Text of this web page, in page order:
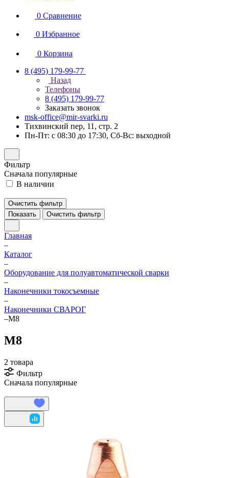
0 Сравнение
0 Избранное
0 Корзина
8 (495) 179-99-77
Назад
Телефоны
8 (495) 179-99-77
Заказать звонок
msk-office@mir-svarki.ru
Тихвинский пер, 11, стр. 2
Пн-Пт: с 08:30 до 17:30, Сб-Вс: выходной
Фильтр
Сначала популярные
В наличии
Очистить фильтр
Показать
Очистить фильтр
Главная
–
Каталог
–
Оборудование для полуавтоматической сварки
–
Наконечники токосъемные
–
Наконечники СВАРОГ
–М8
М8
2 товара
Фильтр
Сначала популярные